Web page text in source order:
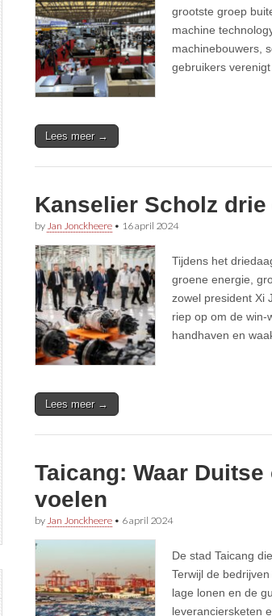
grootste groep
machine
machinebouwers,
gebruikers
Lees meer →
Kanselier Scholz
by Jan Jonckheere • 16 april 2024
Tijdens het
groene energie,
zowel president Xi
riep op om de win-
handhaven en
Lees meer →
Taicang: Waar
voelen
by Jan Jonckheere • 6 april 2024
De stad Taicang
Terwijl de
lage lonen en de
leveranciersketen